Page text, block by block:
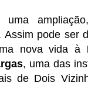
Assim pode ser
nova vida à
, uma das
de Dois